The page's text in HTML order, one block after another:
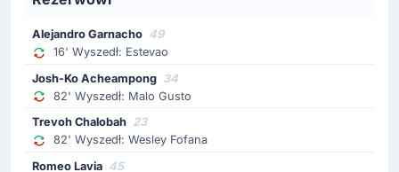
Amad Traore
Amad Traore za Benjamin Sesko jako pierwszy zmiana u
goście.
43' Gol !
Alejandro Garnacho 49
16' Wyszedł: Estevao
Josh-Ko Acheampong 34
82' Wyszedł: Malo Gusto
Trevoh Chalobah 23
82' Wyszedł: Wesley Fofana
Romeo Lavia 45